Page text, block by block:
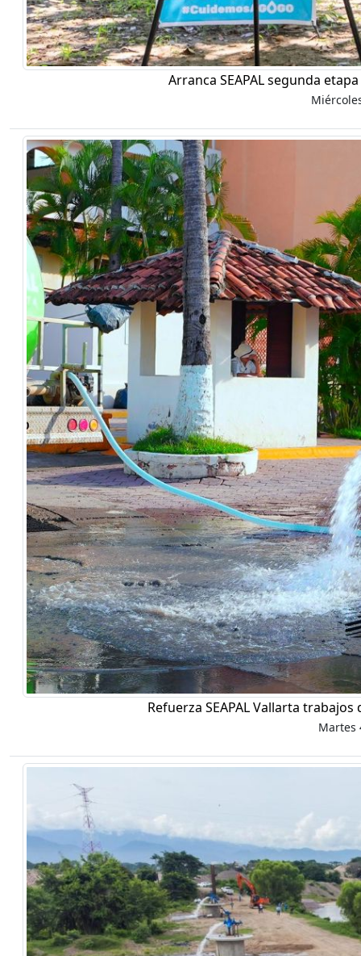
Arranca SEAPAL segunda
Refuerza SEAPAL Vallarta
Martes